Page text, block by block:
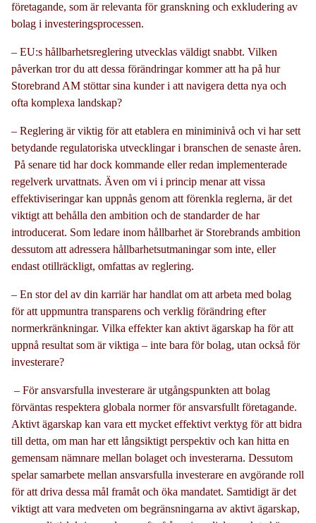
företagande, som är relevanta för granskning och exkludering av
bolag i investeringsprocessen.
– EU:s hållbarhetsreglering utvecklas väldigt snabbt. Vilken
påverkan tror du att dessa förändringar kommer att ha på hur
Storebrand AM stöttar sina kunder i att navigera detta nya och
ofta komplexa landskap?
– Reglering är viktig för att etablera en miniminivå och vi har sett
betydande regulatoriska utvecklingar i branschen de senaste åren.
På senare tid har dock kommande eller redan implementerade
regelverk urvattnats. Även om vi i princip menar att vissa
effektiviseringar kan uppnås genom att förenkla reglerna, är det
viktigt att behålla den ambition och de standarder de har
introducerat. Som ledare inom hållbarhet är Storebrands ambition
dessutom att adressera hållbarhetsutmaningar som inte, eller
endast otillräckligt, omfattas av reglering.
– En stor del av din karriär har handlat om att arbeta med bolag
för att uppmuntra transparens och verklig förändring efter
normerkränkningar. Vilka effekter kan aktivt ägarskap ha för att
uppnå resultat som är viktiga – inte bara för bolag, utan också för
investerare?
– För ansvarsfulla investerare är utgångspunkten att bolag
förväntas respektera globala normer för ansvarsfullt företagande.
Aktivt ägarskap kan vara ett mycket effektivt verktyg för att bidra
till detta, om man har ett långsiktigt perspektiv och kan hitta en
gemensam nämnare mellan bolaget och investerarna. Dessutom
spelar samarbete mellan ansvarsfulla investerare en avgörande roll
för att driva dessa mål framåt och öka mandatet. Samtidigt är det
viktigt att vara medveten om begränsningarna av aktivt ägarskap,